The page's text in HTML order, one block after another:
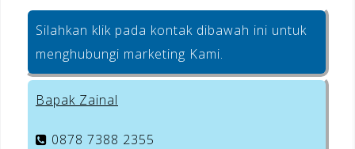
Silahkan klik pada kontak dibawah ini untuk
menghubungi marketing Kami.
Bapak Zainal
0878 7388 2355